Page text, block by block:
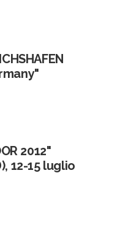
2012"
12-15 luglio